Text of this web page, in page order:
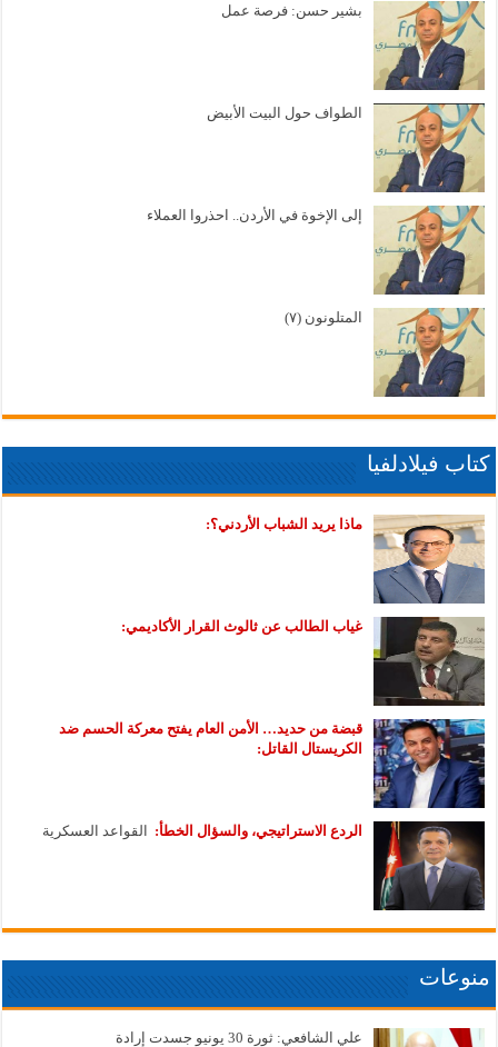
بشير حسن: فرصة عمل
الطواف حول البيت الأبيض
إلى الإخوة في الأردن.. احذروا العملاء
المتلونون (٧)
كتاب فيلادلفيا
ماذا يريد الشباب الأردني؟:
غياب الطالب عن ثالوث القرار الأكاديمي:
قبضة من حديد… الأمن العام يفتح معركة الحسم ضد
الكريستال القاتل:
الردع الاستراتيجي، والسؤال الخطأ: القواعد العسكرية
منوعات
علي الشافعي: ثورة 30 يونيو جسدت إرادة